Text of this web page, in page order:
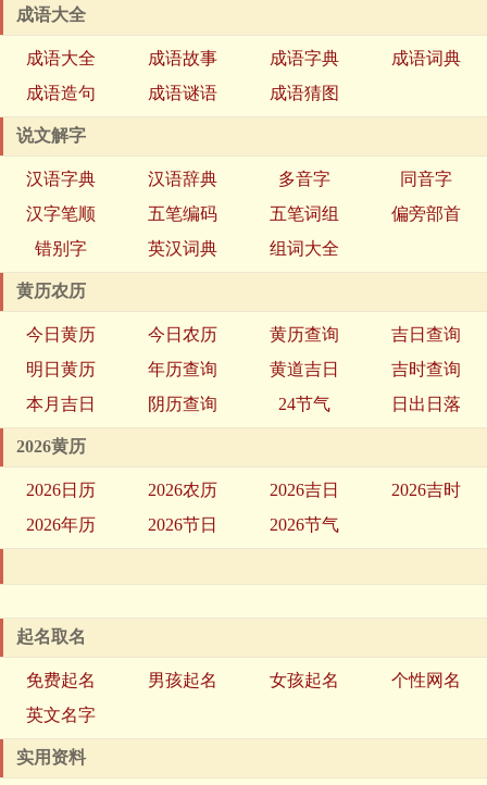
成语大全
成语大全 成语故事 成语字典
成语词典
成语造句
成语谜语 成语猜图
说文解字
汉语字典 汉语辞典 多音字
同音字
汉字笔顺
五笔编码 五笔词组
偏旁部首
错别字
英汉词典 组词大全
黄历农历
今日黄历 今日农历 黄历查询
吉日查询
明日黄历
年历查询 黄道吉日
吉时查询
本月吉日
阴历查询 24节气 日出日落
2026黄历
2026日历 2026农历 2026吉日
2026吉时
2026年历
2026节日 2026节气
起名取名
免费起名 男孩起名 女孩起名
个性网名
英文名字
实用资料